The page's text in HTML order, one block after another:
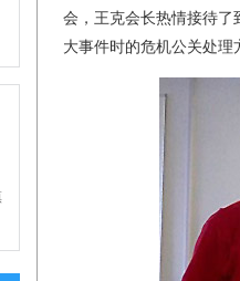
会，王克会长热情接待了
大事件时的危机公关处理